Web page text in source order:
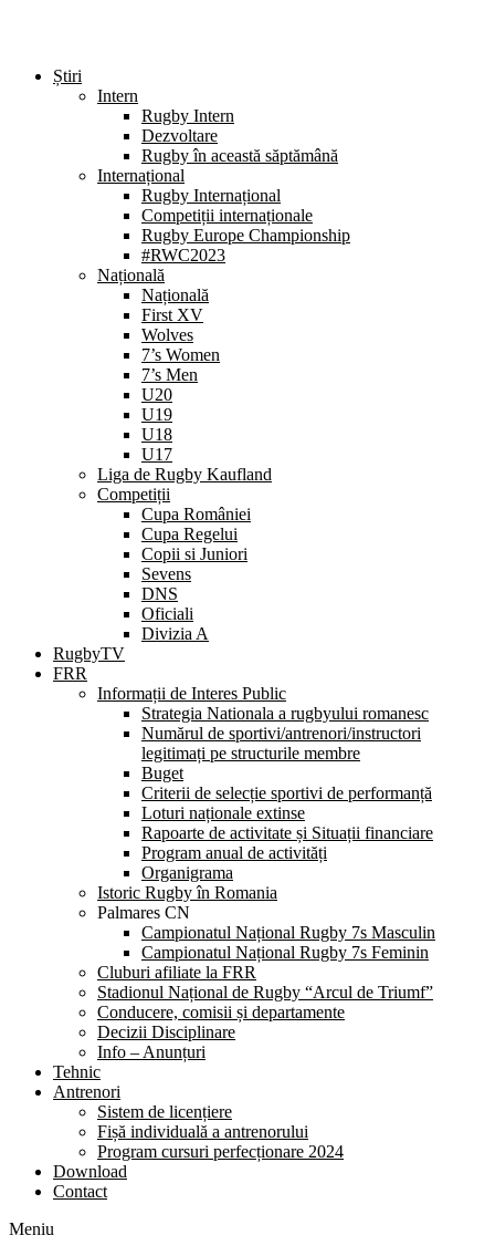
Știri
Intern
Rugby Intern
Dezvoltare
Rugby în această săptămână
Internațional
Rugby Internațional
Competiții internaționale
Rugby Europe Championship
#RWC2023
Națională
Națională
First XV
Wolves
7’s Women
7’s Men
U20
U19
U18
U17
Liga de Rugby Kaufland
Competiții
Cupa României
Cupa Regelui
Copii si Juniori
Sevens
DNS
Oficiali
Divizia A
RugbyTV
FRR
Informații de Interes Public
Strategia Nationala a rugbyului romanesc
Numărul de sportivi/antrenori/instructori
legitimați pe structurile membre
Buget
Criterii de selecție sportivi de performanță
Loturi naționale extinse
Rapoarte de activitate și Situații financiare
Program anual de activități
Organigrama
Istoric Rugby în Romania
Palmares CN
Campionatul Național Rugby 7s Masculin
Campionatul Național Rugby 7s Feminin
Cluburi afiliate la FRR
Stadionul Național de Rugby “Arcul de Triumf”
Conducere, comisii și departamente
Decizii Disciplinare
Info – Anunțuri
Tehnic
Antrenori
Sistem de licențiere
Fișă individuală a antrenorului
Program cursuri perfecționare 2024
Download
Contact
Meniu